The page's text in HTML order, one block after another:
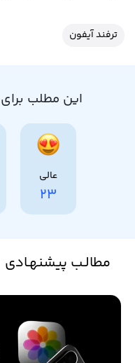
ترفند آیفون
این مطلب
عالی
23
مطالـب پیشنهـادی